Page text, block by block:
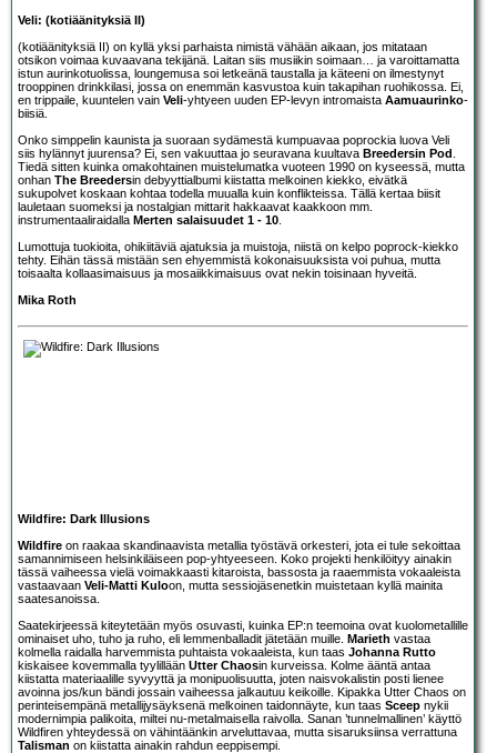
Veli: (kotiäänityksiä II)
(kotiäänityksiä II) on kyllä yksi parhaista nimistä vähään aikaan, jos mitataan
otsikon voimaa kuvaavana tekijänä. Laitan siis musiikin soimaan… ja varoittamatta
istun aurinkotuolissa, loungemusa soi letkeänä taustalla ja käteeni on ilmestynyt
trooppinen drinkkilasi, jossa on enemmän kasvustoa kuin takapihan ruohikossa. Ei,
en trippaile, kuuntelen vain Veli-yhtyeen uuden EP-levyn intromaista Aamuaurinko-
biisiä.
Onko simppelin kaunista ja suoraan sydämestä kumpuavaa poprockia luova Veli
siis hylännyt juurensa? Ei, sen vakuuttaa jo seuravana kuultava Breedersin Pod
Tiedä sitten kuinka omakohtainen muistelumatka vuoteen 1990 on kyseessä, mutta
onhan The Breedersin debyyttialbumi kiistatta melkoinen kiekko, eivätkä
sukupolvet koskaan kohtaa todella muualla kuin konflikteissa. Tällä kertaa biisit
lauletaan suomeksi ja nostalgian mittarit hakkaavat kaakkoon mm.
instrumentaaliraidalla Merten salaisuudet 1 - 10
Lumottuja tuokioita, ohikiitäviä ajatuksia ja muistoja, niistä on kelpo poprock-kiekko
tehty. Eihän tässä mistään sen ehyemmistä kokonaisuuksista voi puhua, mutta
toisaalta kollaasimaisuus ja mosaiikkimaisuus ovat nekin toisinaan hyveitä.
Mika Roth
Wildfire: Dark Illusions
Wildfire on raakaa skandinaavista metallia työstävä orkesteri, jota ei tule sekoittaa
samannimiseen helsinkiläiseen pop-yhtyeeseen. Koko projekti henkilöityy ainakin
tässä vaiheessa vielä voimakkaasti kitaroista, bassosta ja raaemmista vokaaleista
vastaavaan Veli-Matti Kuloon, mutta sessiojäsenetkin muistetaan kyllä mainita
saatesanoissa.
Saatekirjeessä kiteytetään myös osuvasti, kuinka EP:n teemoina ovat kuolometallille
ominaiset uho, tuho ja ruho, eli lemmenballadit jätetään muille. Marieth vastaa
kolmella raidalla harvemmista puhtaista vokaaleista, kun taas Johanna Rutto
kiskaisee kovemmalla tyylillään Utter Chaosin kurveissa. Kolme ääntä antaa
kiistatta materiaalille syvyyttä ja monipuolisuutta, joten naisvokalistin posti lienee
avoinna jos/kun bändi jossain vaiheessa jalkautuu keikoille. Kipakka Utter Chaos on
perinteisempänä metallijysäyksenä melkoinen taidonnäyte, kun taas Sceep nykii
modernimpia palikoita, miltei nu-metalmaisella raivolla. Sanan ’tunnelmallinen’ käyttö
Wildfiren yhteydessä on vähintäänkin arveluttavaa, mutta sisaruksiinsa verrattuna
Talisman on kiistatta ainakin rahdun eeppisempi.